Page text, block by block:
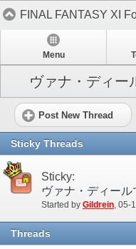
FINAL FANTASY XI
Menu
ヴァナ・ディー
Post New Thread
Sticky Threads
Sticky:
ヴァナ・ディール
Started by Gildrein‎, 05-
Threads